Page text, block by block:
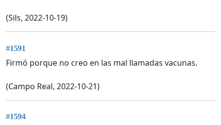
(Sils, 2022-10-19)
#1591
Firmó porque no creo en las mal llamadas vacunas.
(Campo Real, 2022-10-21)
#1594